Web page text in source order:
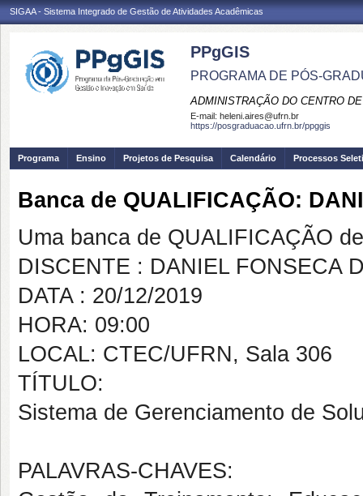
SIGAA - Sistema Integrado de Gestão de Atividades Acadêmicas
PPgGIS
PROGRAMA DE PÓS-
ADMINISTRAÇÃO DO CENTRO
E-mail: heleni.aires@ufrn.br
https://posgraduacao.ufrn.br/ppggis
Programa Ensino Projetos de Pesquisa Calendário Processos
Banca de QUALIFICAÇÃO:
Uma banca de QUALIFICAÇÃO
DISCENTE : DANIEL FONSECA
DATA : 20/12/2019
HORA: 09:00
LOCAL: CTEC/UFRN, Sala 306
TÍTULO:
Sistema de Gerenciamento de
PALAVRAS-CHAVES: